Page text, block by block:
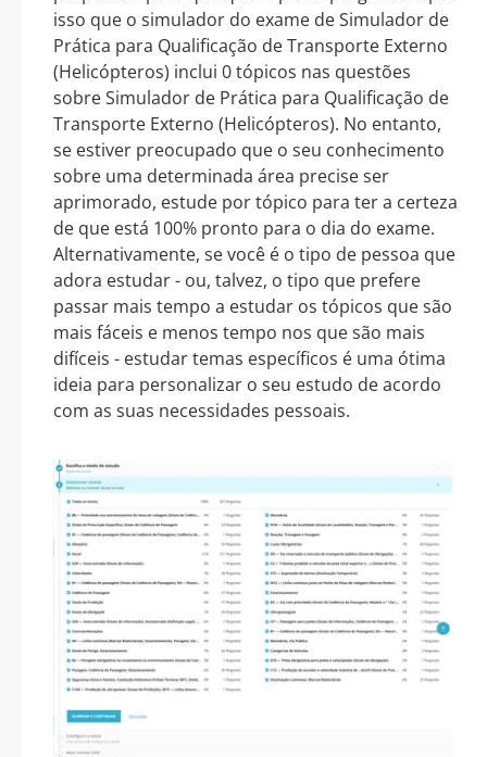
isso que o simulador do exame de Simulador de
Prática para Qualificação de Transporte Externo
(Helicópteros) inclui 0 tópicos nas questões
sobre Simulador de Prática para Qualificação de
Transporte Externo (Helicópteros). No entanto,
se estiver preocupado que o seu conhecimento
sobre uma determinada área precise ser
aprimorado, estude por tópico para ter a certeza
de que está 100% pronto para o dia do exame.
Alternativamente, se você é o tipo de pessoa que
adora estudar - ou, talvez, o tipo que prefere
passar mais tempo a estudar os tópicos que são
mais fáceis e menos tempo nos que são mais
difíceis - estudar temas específicos é uma ótima
ideia para personalizar o seu estudo de acordo
com as suas necessidades pessoais.